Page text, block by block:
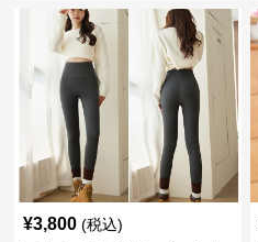
¥3,800 (税込)